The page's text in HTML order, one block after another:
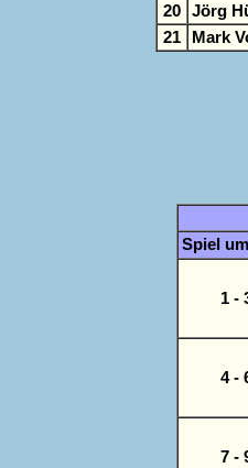
20
Jörg
21
Mark
Spiel
1 -
4 -
7 -